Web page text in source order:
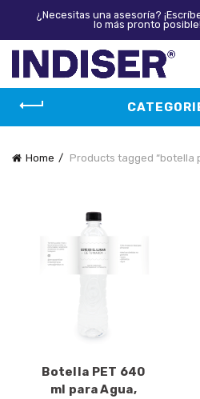
Home Products tagged “botella
Botella PET 640
ml para Agua,
¿Necesitas una asesoría?
lo más pronto posible!